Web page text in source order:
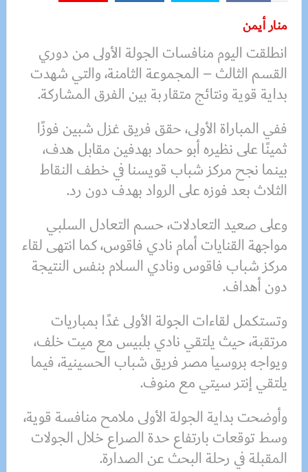
منار أيمن
انطلقت اليوم منافسات الجولة الأولى من دوري
القسم الثالث – المجموعة الثامنة، والتي شهدت
بداية قوية ونتائج متقاربة بين الفرق المشاركة.
ففي المباراة الأولى، حقق فريق غزل شبين فوزًا
ثمينًا على نظيره أبو حماد بهدفين مقابل هدف،
بينما نجح مركز شباب قويسنا في خطف النقاط
الثلاث بعد فوزه على الرواد بهدف دون رد.
وعلى صعيد التعادلات، حسم التعادل السلبي
مواجهة القنايات أمام نادي فاقوس، كما انتهى لقاء
مركز شباب فاقوس ونادي السلام بنفس النتيجة
دون أهداف.
وتستكمل لقاءات الجولة الأولى غدًا بمباريات
مرتقبة، حيث يلتقي نادي بلبيس مع ميت خلف،
ويواجه بروسيا مصر فريق شباب الحسينية، فيما
يلتقي إنتر سيتي مع منوف.
وأوضحت بداية الجولة الأولى ملامح منافسة قوية،
وسط توقعات بارتفاع حدة الصراع خلال الجولات
المقبلة في رحلة البحث عن الصدارة.